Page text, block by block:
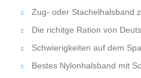
Zug- oder Stachelhalsband
Die richitge Ration von
Schwierigkeiten auf dem
Bestes Nylonhalsband mit